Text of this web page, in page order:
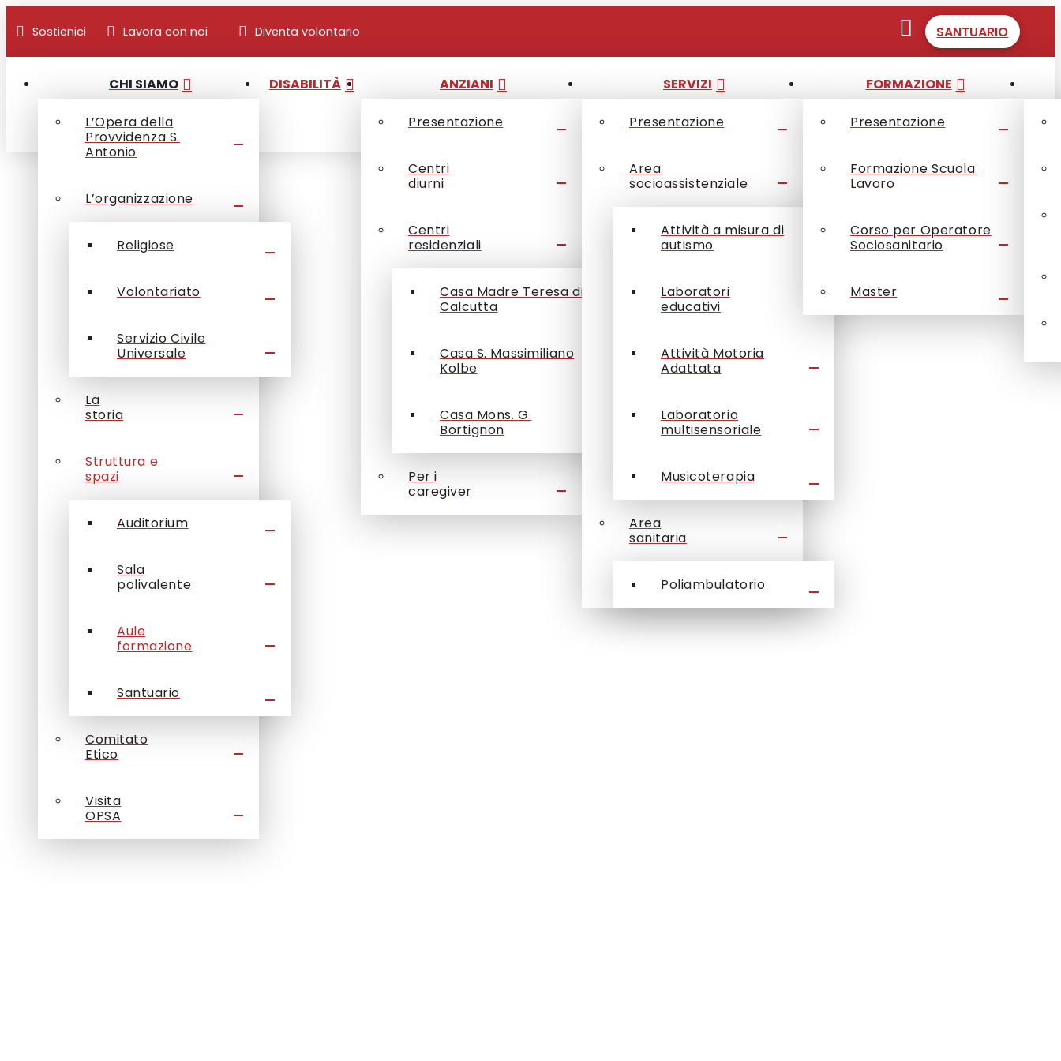
SANTUARIO
Sostienici Lavora con noi Diventa volontario
CHI SIAMO
L’Opera della
Provvidenza S.
Antonio
L’organizzazione
Religiose
Volontariato
Servizio Civile
Universale
La
storia
Struttura e
spazi
Auditorium
Sala
polivalente
Aule
formazione
Santuario
Comitato
Etico
Visita
OPSA
DISABILITÀ ANZIANI
Presentazione
Centri
diurni
Centri
residenziali
Casa Madre Teresa di
Calcutta
Casa S. Massimiliano
Kolbe
Casa Mons. G.
Bortignon
Per i
caregiver
SERVIZI
Presentazione
Area
socioassistenziale
Attività a misura di
autismo
Laboratori
educativi
Attività Motoria
Adattata
Laboratorio
multisensoriale
Musicoterapia
Area
sanitaria
Poliambulatorio
FORMAZIONE
Presentazione
Formazione Scuola
Lavoro
Corso per Operatore
Sociosanitario
Master